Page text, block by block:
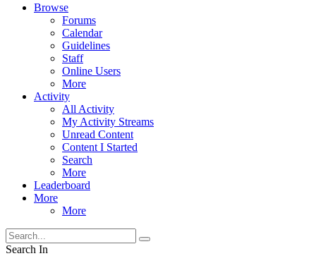
Browse
Forums
Calendar
Guidelines
Staff
Online Users
More
Activity
All Activity
My Activity Streams
Unread Content
Content I Started
Search
More
Leaderboard
More
More
Search In